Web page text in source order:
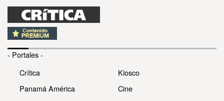
- Portales -
Crítica
Panamá América
Kiosco
Cine